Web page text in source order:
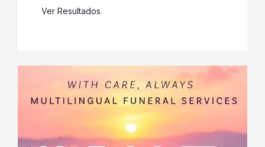
Ver Resultados